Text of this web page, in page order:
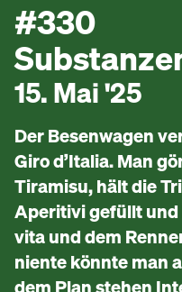
#330
15. Mai '25
Der Besenwagen
Giro d’Italia. Man
Tiramisu, hält die
Aperitivi gefüllt und
vita und dem
niente könnte man
dem Plan stehen